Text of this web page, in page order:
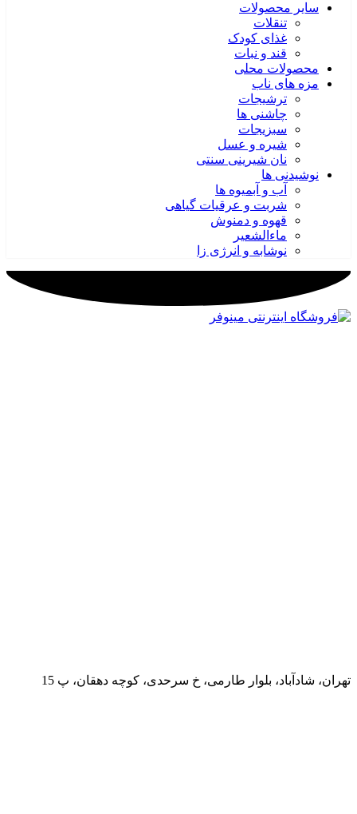
سایر محصولات
تنقلات
غذای کودک
قند و نبات
محصولات محلی
مزه های ناب
ترشیجات
چاشنی ها
سبزیجات
شیره و عسل
نان شیرینی سنتی
نوشیدنی ها
آب و آبمیوه ها
شربت و عرقیات گیاهی
قهوه و دمنوش
ماءالشعیر
نوشابه و انرژی زا
تهران، شادآباد، بلوار طارمی، خ سرحدی، کوچه دهقان، پ 15